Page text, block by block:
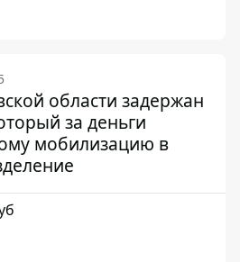
области задержан
за деньги
мобилизацию в